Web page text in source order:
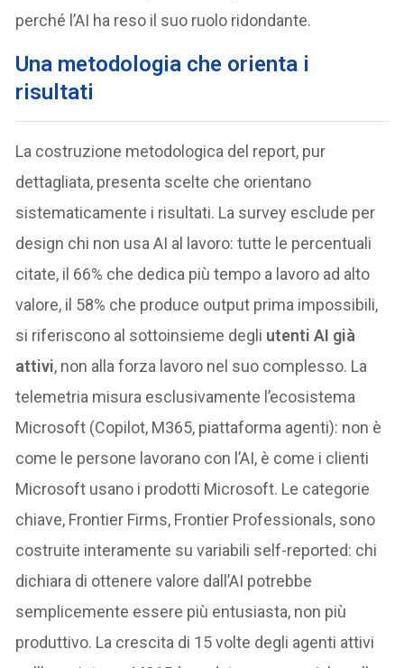
perché l’AI ha reso il suo ruolo ridondante.
Una metodologia che orienta i
risultati
La costruzione metodologica del report, pur
dettagliata, presenta scelte che orientano
sistematicamente i risultati. La survey esclude per
design chi non usa AI al lavoro: tutte le percentuali
citate, il 66% che dedica più tempo a lavoro ad alto
valore, il 58% che produce output prima impossibili,
si riferiscono al sottoinsieme degli utenti AI già
attivi, non alla forza lavoro nel suo complesso. La
telemetria misura esclusivamente l’ecosistema
Microsoft (Copilot, M365, piattaforma agenti): non è
come le persone lavorano con l’AI, è come i clienti
Microsoft usano i prodotti Microsoft. Le categorie
chiave, Frontier Firms, Frontier Professionals, sono
costruite interamente su variabili self-reported: chi
dichiara di ottenere valore dall’AI potrebbe
semplicemente essere più entusiasta, non più
produttivo. La crescita di 15 volte degli agenti attivi